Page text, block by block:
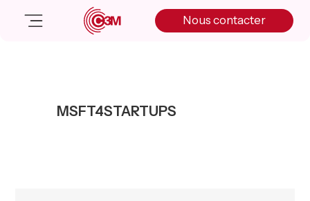
Nous contacter
Salle de presse
MSFT4STARTUPS